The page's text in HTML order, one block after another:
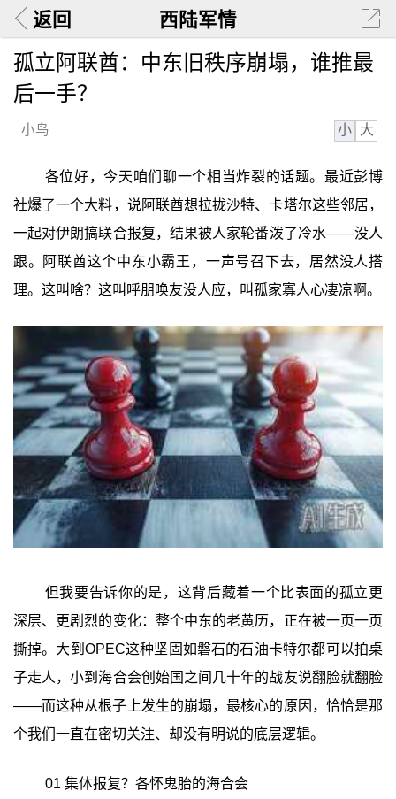
返回 西陆军情
孤立阿联酋：中东旧秩序崩塌，谁推最
后一手？
小鸟 小 大
各位好，今天咱们聊一个相当炸裂的话题。最近彭博
社爆了一个大料，说阿联酋想拉拢沙特、卡塔尔这些邻居，
一起对伊朗搞联合报复，结果被人家轮番泼了冷水——没人
跟。阿联酋这个中东小霸王，一声号召下去，居然没人搭
理。这叫啥？这叫呼朋唤友没人应，叫孤家寡人心凄凉啊。
但我要告诉你的是，这背后藏着一个比表面的孤立更
深层、更剧烈的变化：整个中东的老黄历，正在被一页一页
撕掉。大到OPEC这种坚固如磐石的石油卡特尔都可以拍桌
子走人，小到海合会创始国之间几十年的战友说翻脸就翻脸
——而这种从根子上发生的崩塌，最核心的原因，恰恰是那
个我们一直在密切关注、却没有明说的底层逻辑。
01 集体报复？各怀鬼胎的海合会